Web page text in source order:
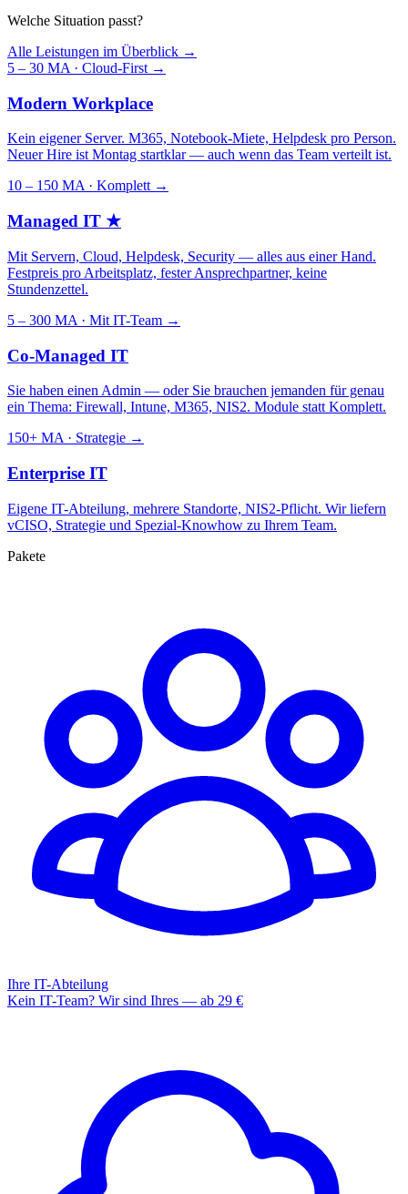
Welche Situation passt?
Alle Leistungen im Überblick →
5 – 30 MA · Cloud-First →
Modern Workplace
Kein eigener Server. M365, Notebook-Miete, Helpdesk pro Person.
Neuer Hire ist Montag startklar — auch wenn das Team verteilt ist.
10 – 150 MA · Komplett →
Managed IT ★
Mit Servern, Cloud, Helpdesk, Security — alles aus einer Hand.
Festpreis pro Arbeitsplatz, fester Ansprechpartner, keine
Stundenzettel.
5 – 300 MA · Mit IT-Team →
Co-Managed IT
Sie haben einen Admin — oder Sie brauchen jemanden für genau
ein Thema: Firewall, Intune, M365, NIS2. Module statt Komplett.
150+ MA · Strategie →
Enterprise IT
Eigene IT-Abteilung, mehrere Standorte, NIS2-Pflicht. Wir liefern
vCISO, Strategie und Spezial-Knowhow zu Ihrem Team.
Pakete
Ihre IT-Abteilung
Kein IT-Team? Wir sind Ihres — ab 29 €